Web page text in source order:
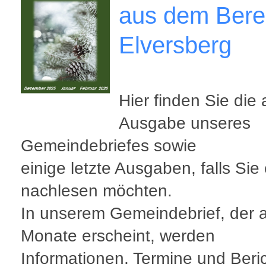
aus dem
Elversberg
Hier finden Sie die
Ausgabe unseres
Gemeindebriefes sowie
einige letzte Ausgaben, falls Sie
nachlesen möchten.
In unserem Gemeindebrief, der
Monate erscheint, werden
Informationen, Termine und